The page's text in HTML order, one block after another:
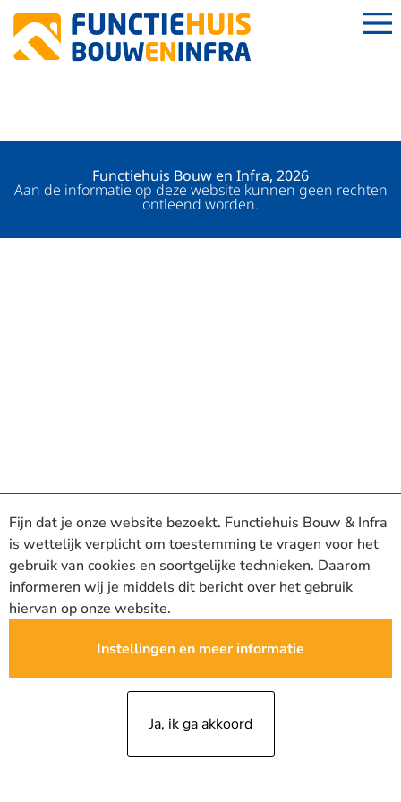
Fijn dat je onze website bezoekt. Functiehuis Bouw & Infra
is wettelijk verplicht om toestemming te vragen voor het
gebruik van cookies en soortgelijke technieken. Daarom
informeren wij je middels dit bericht over het gebruik
hiervan op onze website.
Instellingen en meer informatie
Ja, ik ga akkoord
Functiehuis Bouw en Infra, 2026
Aan de informatie op deze website kunnen geen rechten
ontleend worden.